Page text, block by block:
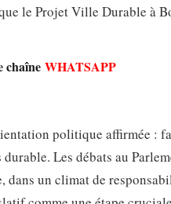
le Projet Ville Durable à
chaîneWHATSAPP
politique affirmée :
Les débats au
dans un climat de